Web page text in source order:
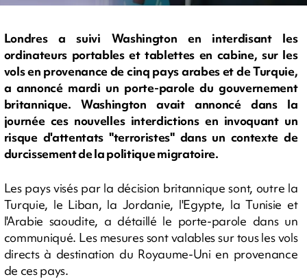
Londres a suivi Washington en interdisant les
ordinateurs portables et tablettes en cabine, sur les
vols en provenance de cinq pays arabes et de Turquie,
a annoncé mardi un porte-parole du gouvernement
britannique. Washington avait annoncé dans la
journée ces nouvelles interdictions en invoquant un
risque d'attentats "terroristes" dans un contexte de
durcissement de la politique migratoire.
Les pays visés par la décision britannique sont, outre la
Turquie, le Liban, la Jordanie, l'Egypte, la Tunisie et
l'Arabie saoudite, a détaillé le porte-parole dans un
communiqué. Les mesures sont valables sur tous les vols
directs à destination du Royaume-Uni en provenance
de ces pays.